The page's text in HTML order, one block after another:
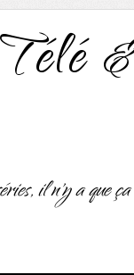
il n'y a que